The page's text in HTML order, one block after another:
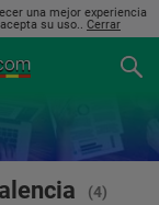
una mejor experiencia
su uso.. Cerrar
(4)